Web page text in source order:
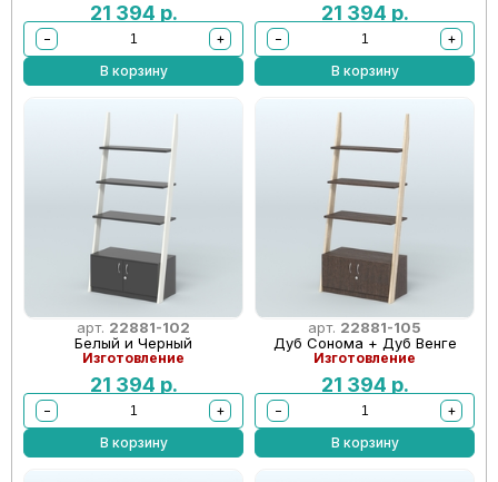
21 394 р.
−
+
В корзину
21 394 р.
−
+
В корзину
арт. 22881-102
Белый и Черный
Изготовление
21 394 р.
−
+
В корзину
арт. 22881-105
Дуб Сонома + Дуб Венге
Изготовление
21 394 р.
−
+
В корзину